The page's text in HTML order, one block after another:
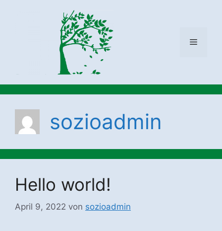
Menü
sozioadmin
Hello world!
April 9, 2022 von sozioadmin